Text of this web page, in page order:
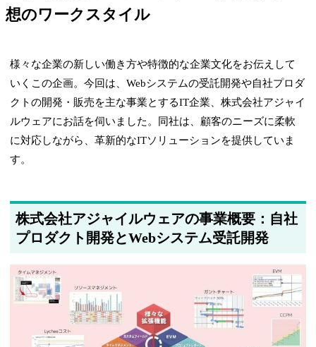
想のワークスタイル
様々な企業の新しい働き方や特徴的な企業文化をお伝えして
いくこの企画。今回は、Webシステムの受託開発や自社プロダ
クトの開発・販売を主な事業とするIT企業、株式会社アジャイ
ルウェアにお話を伺いました。同社は、顧客のニーズに柔軟
に対応しながら、革新的なITソリューションを提供していま
す。
株式会社アジャイルウェアの事業概要：自社
プロダクト開発とWebシステム受託開発